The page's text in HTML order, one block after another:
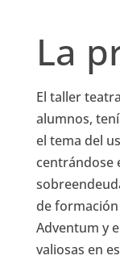
La
El taller
alumnos,
el tema del
centrándose
de
Adventum y
valiosas en